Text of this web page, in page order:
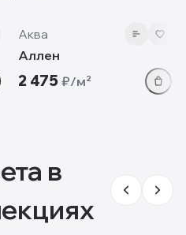
Аква
Аллен
2 475 ₽/м²
в
5.05 мм